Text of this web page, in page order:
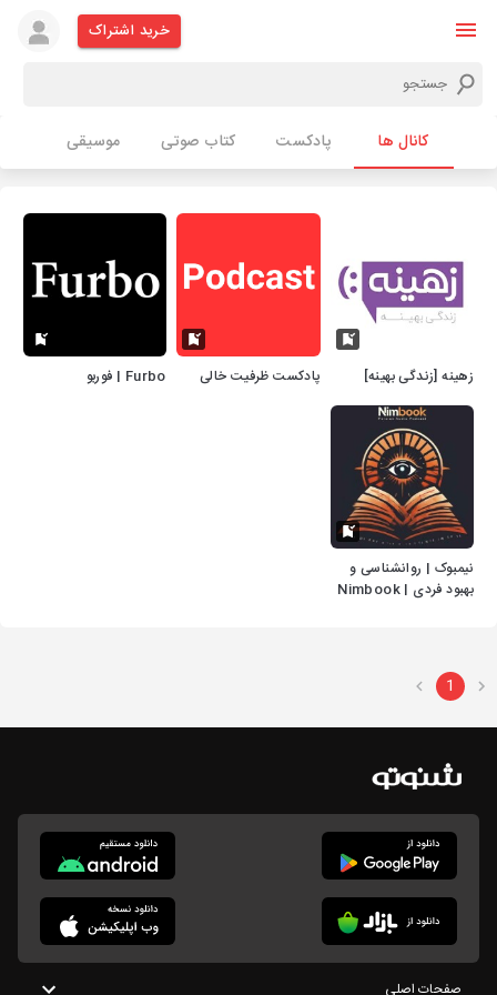
خرید اشتراک
کانال ها پادکست کتاب صوتی موسیقی
زهینه [زندگی بهینه] پادکست ظرفیت خالی Furbo | فوربو
نیمبوک | روانشناسی و
بهبود فردی | Nimbook
1
صفحات اصلی